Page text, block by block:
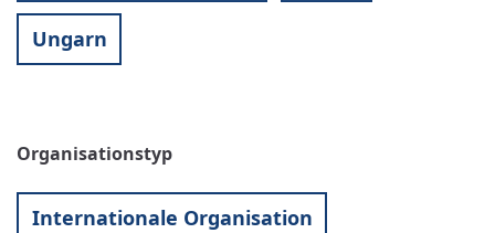
Ungarn
Organisationstyp
Internationale Organisation